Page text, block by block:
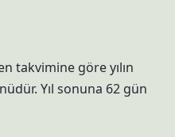
takvimine göre yılın
Yıl sonuna 62 gün